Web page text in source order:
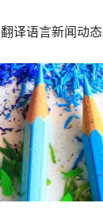
翻译语言新闻动态